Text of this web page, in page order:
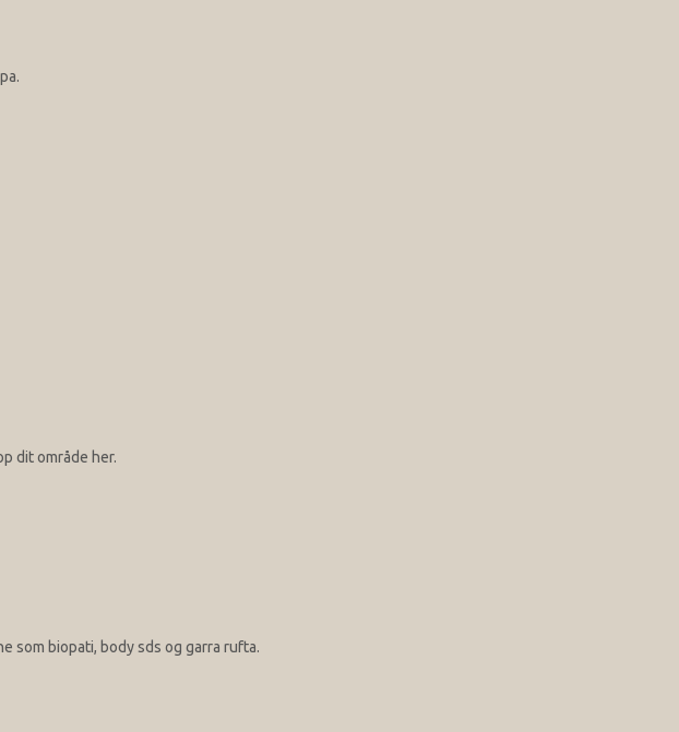
dit område her.
som biopati, body sds og garra rufta.